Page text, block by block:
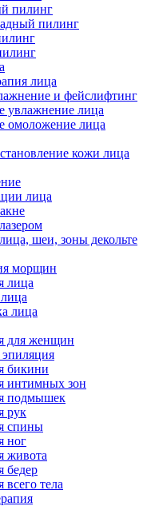
пилинг
пилинг
лица
и фейслифтинг
увлажнение лица
омоложение лица
кожи лица
лица
шеи, зоны декольте
морщин
лица
лица
для женщин
бикини
интимных зон
подмышек
рук
спины
ног
живота
бедер
всего тела